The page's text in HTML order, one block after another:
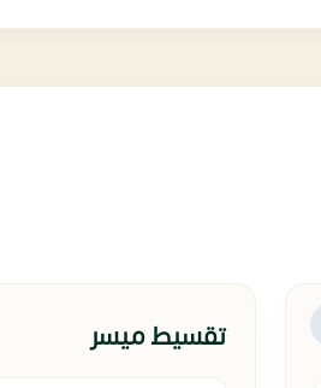
تقسيط ميسر